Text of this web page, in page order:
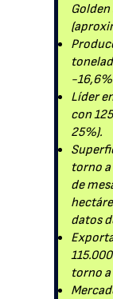
-
Líder
con
25%).
torno
de
datos
torno a